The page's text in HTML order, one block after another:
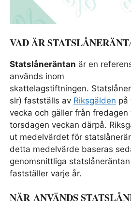
VAD ÄR
Statslåneräntan är en
används inom
skattelagstiftningen.
slr) fastställs av Riksgälden på
vecka och gäller från fredagen
torsdagen veckan därpå.
ut medelvärdet för
detta medelvärde baseras
genomsnittliga
fastställer varje år.
NÄR ANVÄNDS